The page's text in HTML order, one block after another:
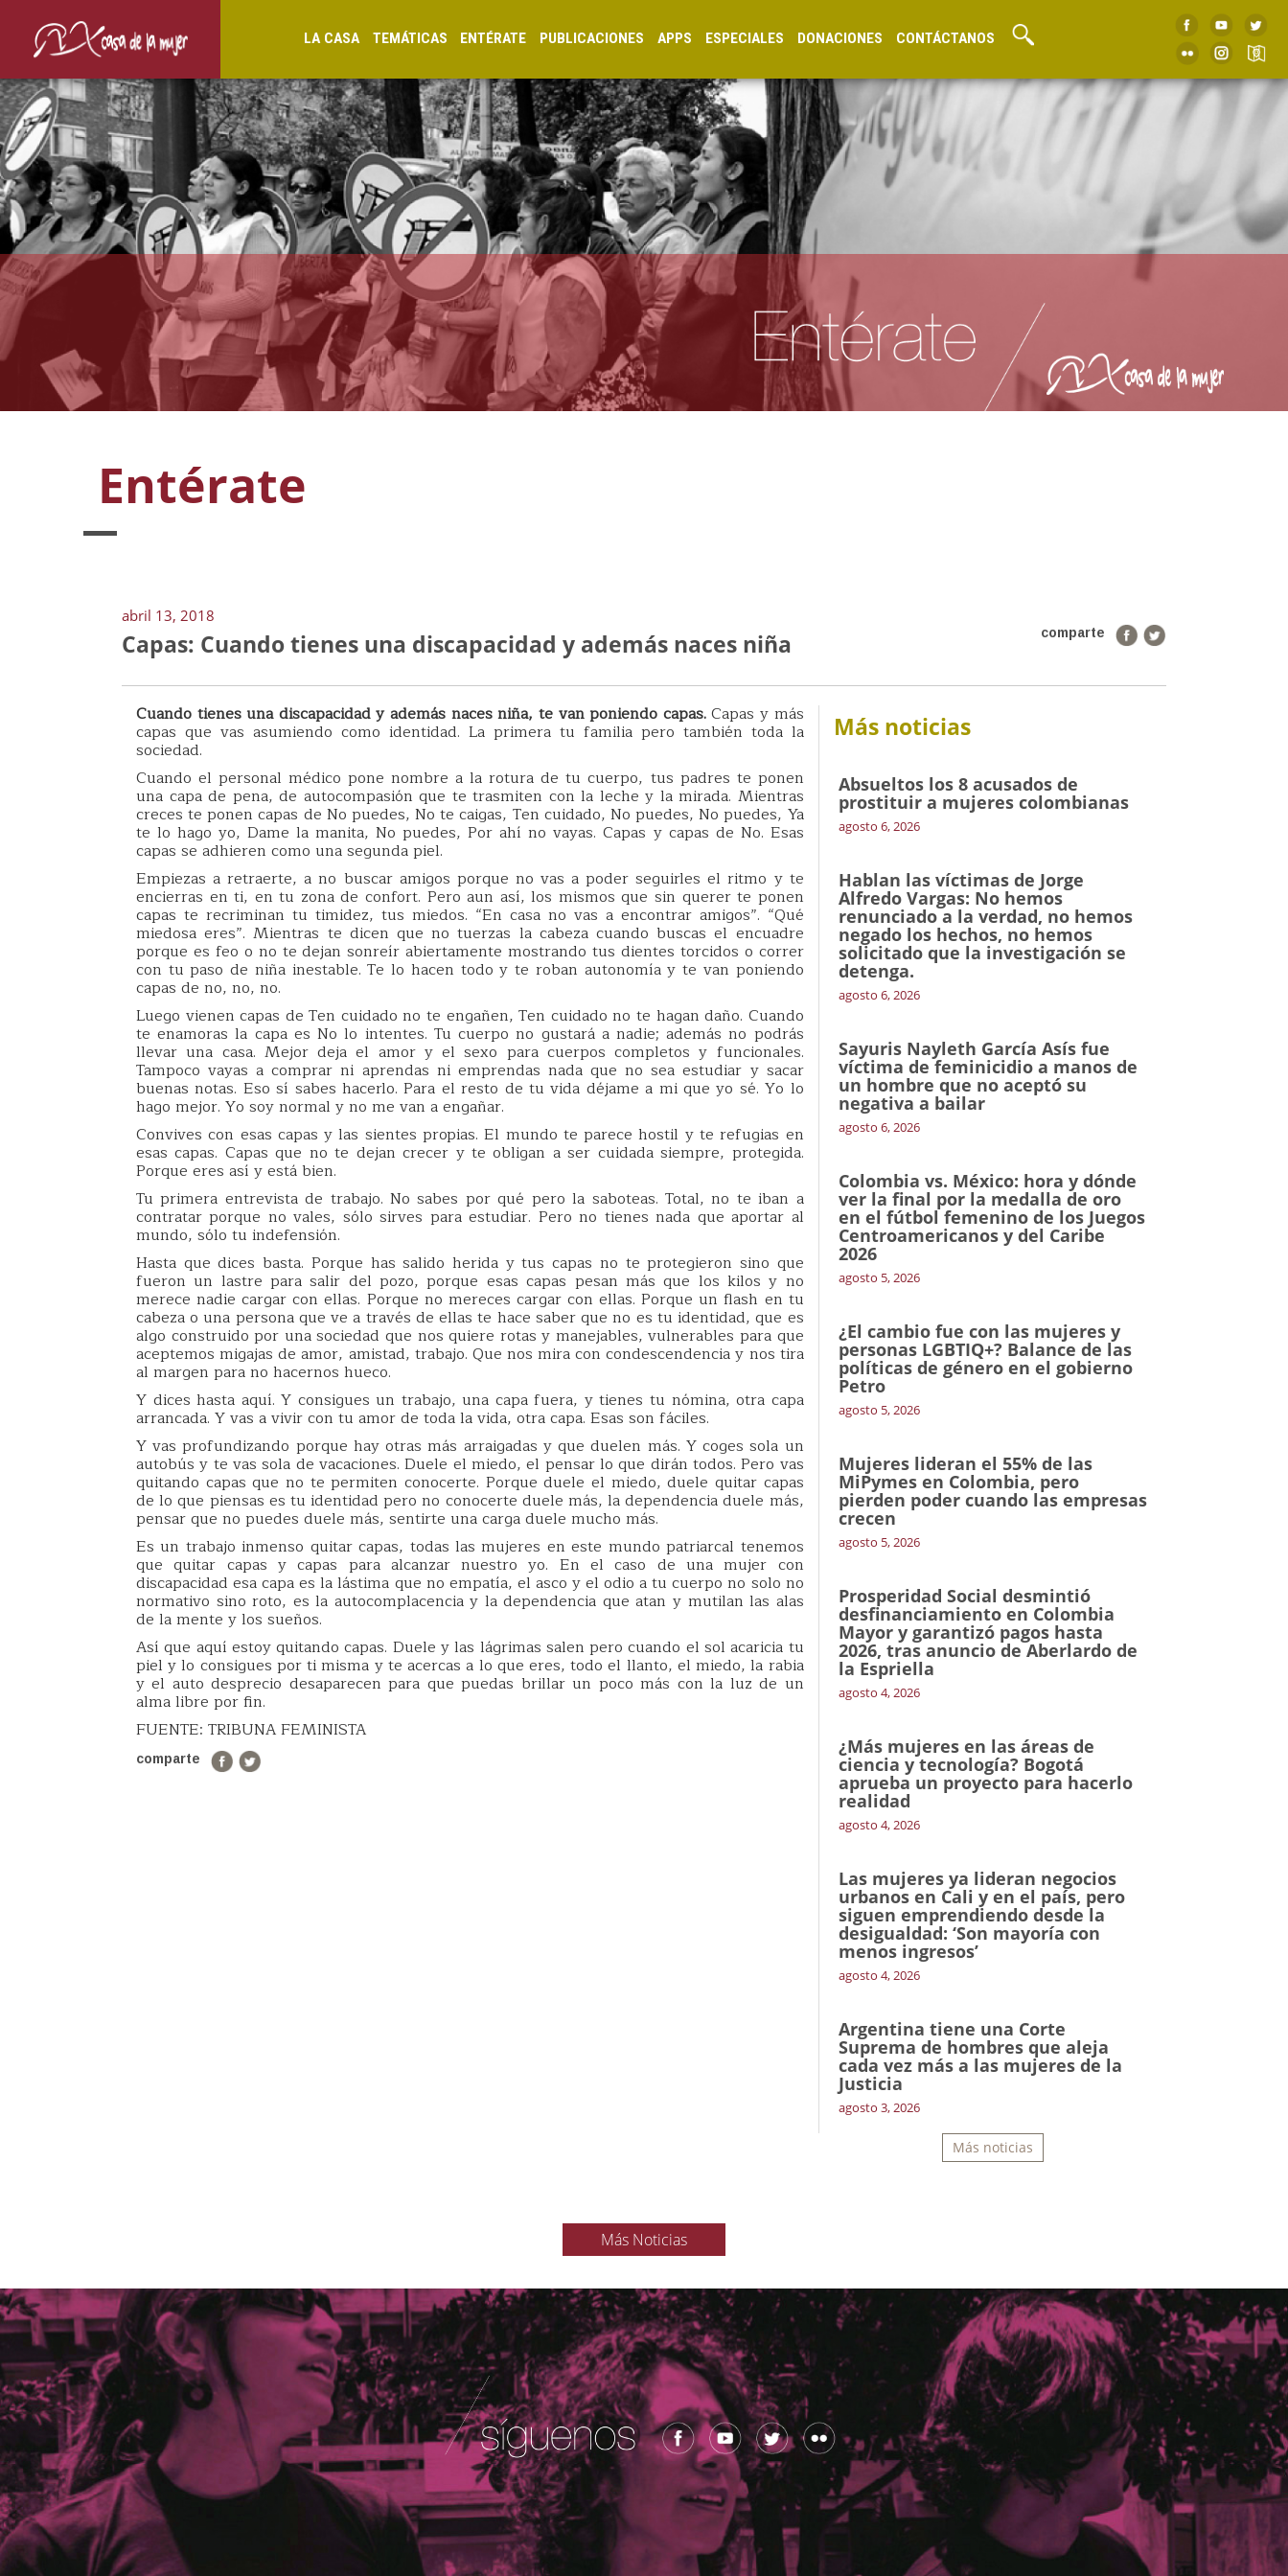
LA CASA TEMÁTICAS ENTÉRATE PUBLICACIONES APPS ESPECIALES DONACIONES CONTÁCTANOS
Entérate
abril 13, 2018
comparte
Capas: Cuando tienes una discapacidad y además naces niña
Cuando tienes una discapacidad y además naces niña, te van poniendo capas.Capas y más
capas que vas asumiendo como identidad. La primera tu familia pero también toda la
sociedad.
Cuando el personal médico pone nombre a la rotura de tu cuerpo, tus padres te ponen
una capa de pena, de autocompasión que te trasmiten con la leche y la mirada. Mientras
creces te ponen capas de No puedes, No te caigas, Ten cuidado, No puedes, No puedes, Ya
te lo hago yo, Dame la manita, No puedes, Por ahí no vayas. Capas y capas de No. Esas
capas se adhieren como una segunda piel.
Empiezas a retraerte, a no buscar amigos porque no vas a poder seguirles el ritmo y te
encierras en ti, en tu zona de confort. Pero aun así, los mismos que sin querer te ponen
capas te recriminan tu timidez, tus miedos. “En casa no vas a encontrar amigos”. “Qué
miedosa eres”. Mientras te dicen que no tuerzas la cabeza cuando buscas el encuadre
porque es feo o no te dejan sonreír abiertamente mostrando tus dientes torcidos o correr
con tu paso de niña inestable. Te lo hacen todo y te roban autonomía y te van poniendo
capas de no, no, no.
Luego vienen capas de Ten cuidado no te engañen, Ten cuidado no te hagan daño. Cuando
te enamoras la capa es No lo intentes. Tu cuerpo no gustará a nadie; además no podrás
llevar una casa. Mejor deja el amor y el sexo para cuerpos completos y funcionales.
Tampoco vayas a comprar ni aprendas ni emprendas nada que no sea estudiar y sacar
buenas notas. Eso sí sabes hacerlo. Para el resto de tu vida déjame a mi que yo sé. Yo lo
hago mejor. Yo soy normal y no me van a engañar.
Convives con esas capas y las sientes propias. El mundo te parece hostil y te refugias en
esas capas. Capas que no te dejan crecer y te obligan a ser cuidada siempre, protegida.
Porque eres así y está bien.
Tu primera entrevista de trabajo. No sabes por qué pero la saboteas. Total, no te iban a
contratar porque no vales, sólo sirves para estudiar. Pero no tienes nada que aportar al
mundo, sólo tu indefensión.
Hasta que dices basta. Porque has salido herida y tus capas no te protegieron sino que
fueron un lastre para salir del pozo, porque esas capas pesan más que los kilos y no
merece nadie cargar con ellas. Porque no mereces cargar con ellas. Porque un flash en tu
cabeza o una persona que ve a través de ellas te hace saber que no es tu identidad, que es
algo construido por una sociedad que nos quiere rotas y manejables, vulnerables para que
aceptemos migajas de amor, amistad, trabajo. Que nos mira con condescendencia y nos tira
al margen para no hacernos hueco.
Y dices hasta aquí. Y consigues un trabajo, una capa fuera, y tienes tu nómina, otra capa
arrancada. Y vas a vivir con tu amor de toda la vida, otra capa. Esas son fáciles.
Y vas profundizando porque hay otras más arraigadas y que duelen más. Y coges sola un
autobús y te vas sola de vacaciones. Duele el miedo, el pensar lo que dirán todos. Pero vas
quitando capas que no te permiten conocerte. Porque duele el miedo, duele quitar capas
de lo que piensas es tu identidad pero no conocerte duele más, la dependencia duele más,
pensar que no puedes duele más, sentirte una carga duele mucho más.
Es un trabajo inmenso quitar capas, todas las mujeres en este mundo patriarcal tenemos
que quitar capas y capas para alcanzar nuestro yo. En el caso de una mujer con
discapacidad esa capa es la lástima que no empatía, el asco y el odio a tu cuerpo no solo no
normativo sino roto, es la autocomplacencia y la dependencia que atan y mutilan las alas
de la mente y los sueños.
Así que aquí estoy quitando capas. Duele y las lágrimas salen pero cuando el sol acaricia tu
piel y lo consigues por ti misma y te acercas a lo que eres, todo el llanto, el miedo, la rabia
y el auto desprecio desaparecen para que puedas brillar un poco más con la luz de un
alma libre por fin.
FUENTE: TRIBUNA FEMINISTA
comparte
Más noticias
Absueltos los 8 acusados de
prostituir a mujeres colombianas
agosto 6, 2026
Hablan las víctimas de Jorge
Alfredo Vargas: No hemos
renunciado a la verdad, no hemos
negado los hechos, no hemos
solicitado que la investigación se
detenga.
agosto 6, 2026
Sayuris Nayleth García Asís fue
víctima de feminicidio a manos de
un hombre que no aceptó su
negativa a bailar
agosto 6, 2026
Colombia vs. México: hora y dónde
ver la final por la medalla de oro
en el fútbol femenino de los Juegos
Centroamericanos y del Caribe
2026
agosto 5, 2026
¿El cambio fue con las mujeres y
personas LGBTIQ+? Balance de las
políticas de género en el gobierno
Petro
agosto 5, 2026
Mujeres lideran el 55% de las
MiPymes en Colombia, pero
pierden poder cuando las empresas
crecen
agosto 5, 2026
Prosperidad Social desmintió
desfinanciamiento en Colombia
Mayor y garantizó pagos hasta
2026, tras anuncio de Aberlardo de
la Espriella
agosto 4, 2026
¿Más mujeres en las áreas de
ciencia y tecnología? Bogotá
aprueba un proyecto para hacerlo
realidad
agosto 4, 2026
Las mujeres ya lideran negocios
urbanos en Cali y en el país, pero
siguen emprendiendo desde la
desigualdad: ‘Son mayoría con
menos ingresos’
agosto 4, 2026
Argentina tiene una Corte
Suprema de hombres que aleja
cada vez más a las mujeres de la
Justicia
agosto 3, 2026
Más noticias
Más Noticias